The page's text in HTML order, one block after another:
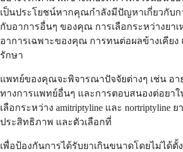
เป็นประโยชน์หากคุณกำลังมีปัญหาเกี่ยวกับ
กับอาการอื่นๆ ของคุณ การเลือกระหว่างยา
อาการเฉพาะของคุณ การทนต่อผลข้างเคียง
รักษา
แพทย์ของคุณจะพิจารณาปัจจัยต่างๆ เช่น อ
ทางการแพทย์อื่นๆ และการตอบสนองต่อยาใ
เลือกระหว่าง amitriptyline และ nortriptyline
ประสิทธิภาพ และตัวเลือกที่
เพื่อป้องกันการได้รับยาเกินขนาดโดยไม่ได้ตั้